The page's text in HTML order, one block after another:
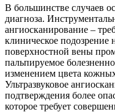
В большинстве случаев
диагноза.
ангиосканирование –
клиническое подозрение
поверхностной вены
пальпируемое
изменением цвета
Ультразвуковое
подтверждения более
которое требует